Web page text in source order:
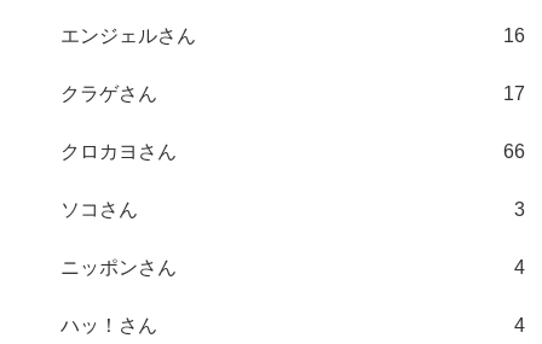
エンジェルさん 16
クラゲさん 17
クロカヨさん 66
ソコさん 3
ニッポンさん 4
ハッ！さん 4